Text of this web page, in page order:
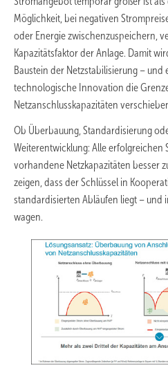
Möglichkeit, bei negativen
oder Energie zwischenzuspeichern,
Kapazitätsfaktor der Anlage. Damit
Baustein der Netzstabilisierung – und
technologische Innovation die
Netzanschlusskapazitäten
Ob Überbauung, Standardisierung
Weiterentwicklung: Alle erfolgreichen
vorhandene Netzkapazitäten besser
zeigen, dass der Schlüssel in
standardisierten Abläufen liegt – und
wagen.